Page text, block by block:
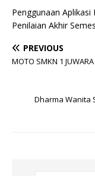
Penggunaan
Penilaian Akhir
PREVIOUS
MOTO SMKN 1 JUWARA
Dharma Wanita